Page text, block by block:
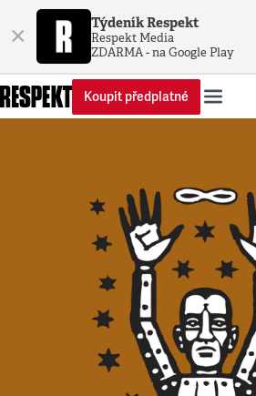
× Týdeník Respekt
Respekt Media
ZDARMA - na Google Play
Koupit předplatné